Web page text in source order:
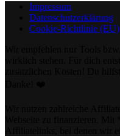
Impressum
Datenschutzerklärung
Cookie-Richtlinie (EU)